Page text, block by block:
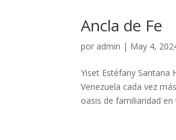
Ancla de Fe
por admin | May 4,
Yiset Estéfany Santana
Venezuela cada vez
oasis de familiaridad en